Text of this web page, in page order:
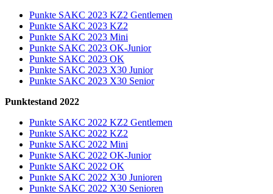
Punkte SAKC 2023 KZ2 Gentlemen
Punkte SAKC 2023 KZ2
Punkte SAKC 2023 Mini
Punkte SAKC 2023 OK-Junior
Punkte SAKC 2023 OK
Punkte SAKC 2023 X30 Junior
Punkte SAKC 2023 X30 Senior
Punktestand 2022
Punkte SAKC 2022 KZ2 Gentlemen
Punkte SAKC 2022 KZ2
Punkte SAKC 2022 Mini
Punkte SAKC 2022 OK-Junior
Punkte SAKC 2022 OK
Punkte SAKC 2022 X30 Junioren
Punkte SAKC 2022 X30 Senioren